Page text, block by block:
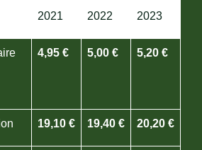
2021 2022 2023
4,95 € 5,00 € 5,20 €
19,10 € 19,40 € 20,20 €